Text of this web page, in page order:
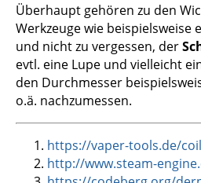
Überhaupt gehören zu den
Werkzeuge wie beispielsweise
und nicht zu vergessen, der
evtl. eine Lupe und vielleicht
den Durchmesser
o.ä. nachzumessen.
https://vaper-tools.de/coil
http://www.steam-